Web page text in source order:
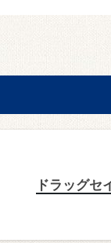
ドラッグセ